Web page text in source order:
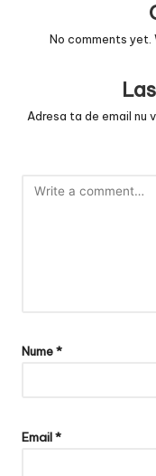
No comments yet.
Adresa ta de email nu
Nume*
Email*